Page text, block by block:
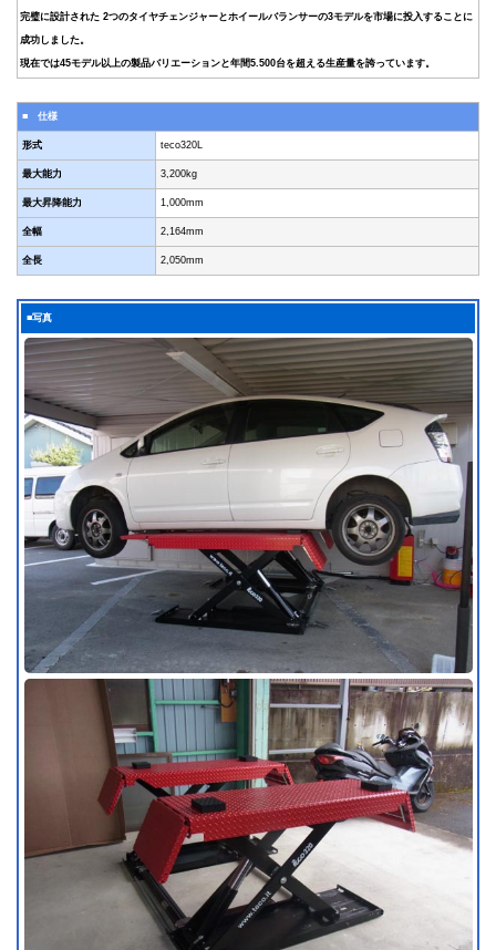
完璧に設計された 2つのタイヤチェンジャーとホイールバランサーの3モデルを市場に投入することに
成功しました。
現在では45モデル以上の製品バリエーションと年間5.500台を超える生産量を誇っています。
■ 仕様
形式 teco320L
最大能力 3,200kg
最大昇降能力 1,000mm
全幅 2,164mm
全長 2,050mm
■写真